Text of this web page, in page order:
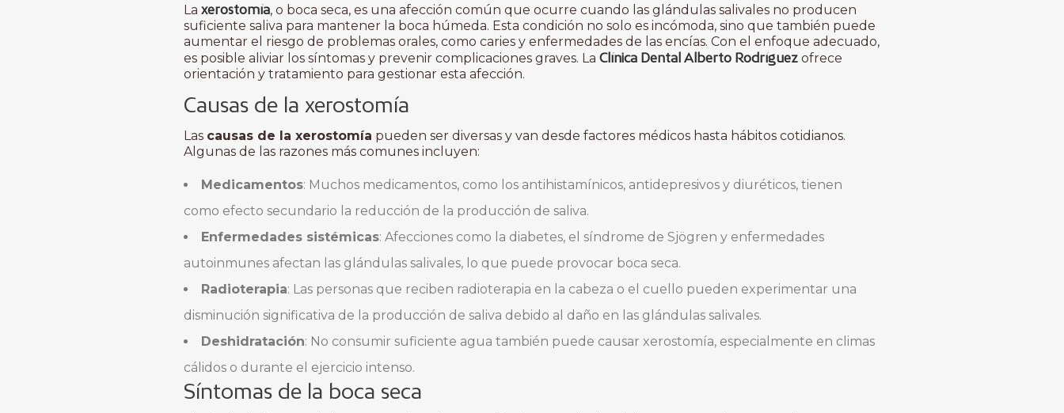
La xerostomía, o boca seca, es una afección común que ocurre cuando las glándulas salivales no producen
suficiente saliva para mantener la boca húmeda. Esta condición no solo es incómoda, sino que también puede
aumentar el riesgo de problemas orales, como caries y enfermedades de las encías. Con el enfoque adecuado,
es posible aliviar los síntomas y prevenir complicaciones graves. La Clínica Dental Alberto Rodríguez ofrece
orientación y tratamiento para gestionar esta afección.
Causas de la xerostomía
Las causas de la xerostomía pueden ser diversas y van desde factores médicos hasta hábitos cotidianos.
Algunas de las razones más comunes incluyen:
Medicamentos: Muchos medicamentos, como los antihistamínicos, antidepresivos y diuréticos, tienen
como efecto secundario la reducción de la producción de saliva.
Enfermedades sistémicas: Afecciones como la diabetes, el síndrome de Sjögren y enfermedades
autoinmunes afectan las glándulas salivales, lo que puede provocar boca seca.
Radioterapia: Las personas que reciben radioterapia en la cabeza o el cuello pueden experimentar una
disminución significativa de la producción de saliva debido al daño en las glándulas salivales.
Deshidratación: No consumir suficiente agua también puede causar xerostomía, especialmente en climas
cálidos o durante el ejercicio intenso.
Síntomas de la boca seca